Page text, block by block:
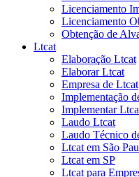
Licenciamento
Licenciamento
Obtenção de
Ltcat
Elaboração Ltcat
Elaborar Ltcat
Empresa de Ltcat
Implementação
Implementar
Laudo Ltcat
Laudo Técnico
Ltcat em São
Ltcat em SP
Ltcat para